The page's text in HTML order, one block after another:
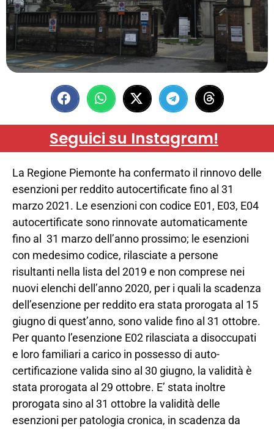
Seguici su Instagram!
La Regione Piemonte ha confermato il rinnovo delle
esenzioni per reddito autocertificate fino al 31
marzo 2021. Le esenzioni con codice E01, E03, E04
autocertificate sono rinnovate automaticamente
fino al 31 marzo dell’anno prossimo; le esenzioni
con medesimo codice, rilasciate a persone
risultanti nella lista del 2019 e non comprese nei
nuovi elenchi dell’anno 2020, per i quali la scadenza
dell’esenzione per reddito era stata prorogata al 15
giugno di quest’anno, sono valide fino al 31 ottobre.
Per quanto l’esenzione E02 rilasciata a disoccupati
e loro familiari a carico in possesso di auto-
certificazione valida sino al 30 giugno, la validità è
stata prorogata al 29 ottobre. E’ stata inoltre
prorogata sino al 31 ottobre la validità delle
esenzioni per patologia cronica, in scadenza da